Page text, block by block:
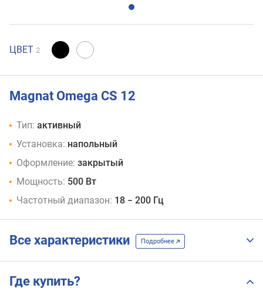
ЦВЕТ 2
Magnat Omega CS 12
Тип: активный
Установка: напольный
Оформление: закрытый
Мощность: 500 Вт
Частотный диапазон: 18 − 200 Гц
Все характеристики Подробнее
Где купить?